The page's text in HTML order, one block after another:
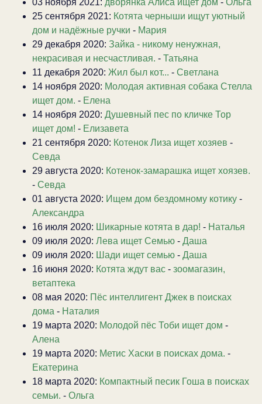
03 ноября 2021: дворянка Алиса ищет дом - Ольга
25 сентября 2021: Котята черныши ищут уютный
дом и надёжные ручки - Мария
29 декабря 2020: Зайка - никому ненужная,
некрасивая и несчастливая. - Татьяна
11 декабря 2020: Жил был кот... - Светлана
14 ноября 2020: Молодая активная собака Стелла
ищет дом. - Елена
14 ноября 2020: Душевный пес по кличке Тор
ищет дом! - Елизавета
21 сентября 2020: Котенок Лиза ищет хозяев -
Севда
29 августа 2020: Котенок-замарашка ищет хоязев.
- Севда
01 августа 2020: Ищем дом бездомному котику -
Александра
16 июля 2020: Шикарные котята в дар! - Наталья
09 июля 2020: Лева ищет Семью - Даша
09 июля 2020: Шади ищет семью - Даша
16 июня 2020: Котята ждут вас - зоомагазин,
ветаптека
08 мая 2020: Пёс интеллигент Джек в поисках
дома - Наталия
19 марта 2020: Молодой пёс Тоби ищет дом -
Алена
19 марта 2020: Метис Хаски в поисках дома. -
Екатерина
18 марта 2020: Компактный песик Гоша в поисках
семьи. - Ольга